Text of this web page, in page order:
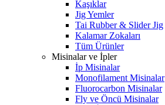
Kaşıklar
Jig Yemler
Tai Rubber & Slider Jig
Kalamar Zokaları
Tüm Ürünler
Misinalar ve İpler
İp Misinalar
Monofilament Misinalar
Fluorocarbon Misinalar
Fly ve Öncü Misinalar